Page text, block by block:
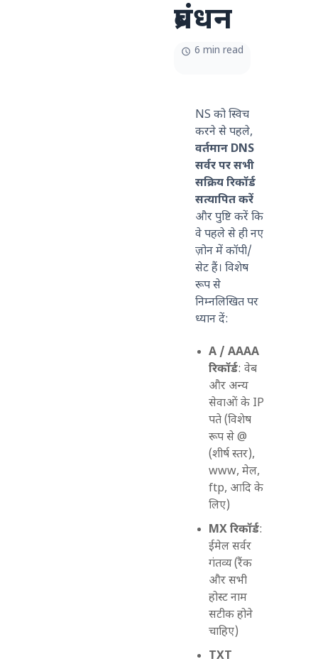
प्रबंधन
6 min read
NS को स्विच
करने से पहले,
वर्तमान DNS
सर्वर पर सभी
सक्रिय रिकॉर्ड
सत्यापित करें
और पुष्टि करें कि
वे पहले से ही नए
ज़ोन में कॉपी/
सेट हैं। विशेष
रूप से
निम्नलिखित पर
ध्यान दें:
A / AAAA
रिकॉर्ड: वेब
और अन्य
सेवाओं के IP
पते (विशेष
रूप से @
(शीर्ष स्तर),
www, मेल,
ftp, आदि के
लिए)
MX रिकॉर्ड:
ईमेल सर्वर
गंतव्य (रैंक
और सभी
होस्ट नाम
सटीक होने
चाहिए)